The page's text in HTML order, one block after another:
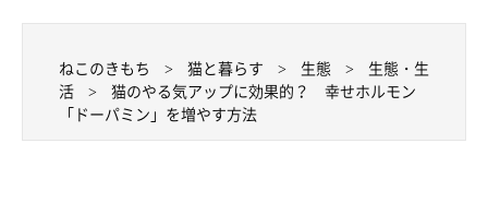
しょう。
ここでは、人の研究からわかっていることをもとに、猫のドーパ
ミンの分泌を促す方法などについてご紹介しました。毎日の生活
ねこのきもち 猫と暮らす 生態
生態・生
活
猫のやる気アップに効果的？ 幸せホルモン
「ドーパミン」を増やす方法